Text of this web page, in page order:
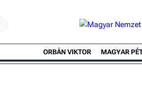
ORBÁN VIKTOR MAGYAR